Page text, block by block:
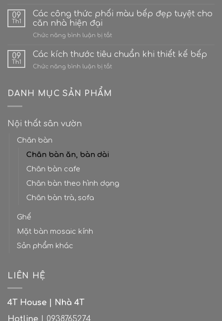
cây
đình?
Ý
biến
thượng
tông
09
Th1
Các công thức phối màu bếp đẹp tuyệt cho
căn nhà hiện đại
Chức năng bình luận bị tắtở
công
phối
09
Th1
Các kích thước tiêu chuẩn khi thiết kế bếp
Chức năng bình luận bị tắtở
DANH MỤC SẢN PHẨM
Nội thất sân vườn
Chân bàn
Chân bàn ăn, bàn dài
Chân bàn cafe
Chân bàn theo hình dạng
Chân bàn trà, sofa
Ghế
Mặt bàn mosaic kính
Sản phẩm khác
LIÊN HỆ
4T House | Nhà 4T
Hotline | 0938765274